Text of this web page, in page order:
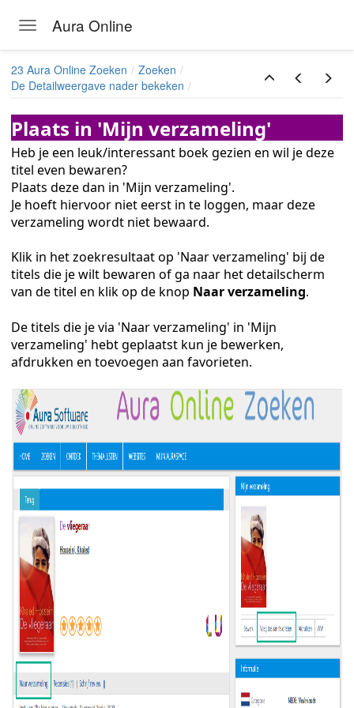
Toggle navigation
Aura Online
23 Aura Online Zoeken
Zoeken
De Detailweergave nader bekeken
Plaats in 'Mijn verzameling'
Heb je een leuk/interessant boek gezien en wil je deze
titel even bewaren?
Plaats deze dan in 'Mijn verzameling'.
Je hoeft hiervoor niet eerst in te loggen, maar deze
verzameling wordt niet bewaard.
Klik in het zoekresultaat op 'Naar verzameling' bij de
titels die je wilt bewaren of ga naar het detailscherm
van de titel en klik op de knop Naar verzameling.
De titels die je via 'Naar verzameling' in 'Mijn
verzameling' hebt geplaatst kun je bewerken,
afdrukken en toevoegen aan favorieten.